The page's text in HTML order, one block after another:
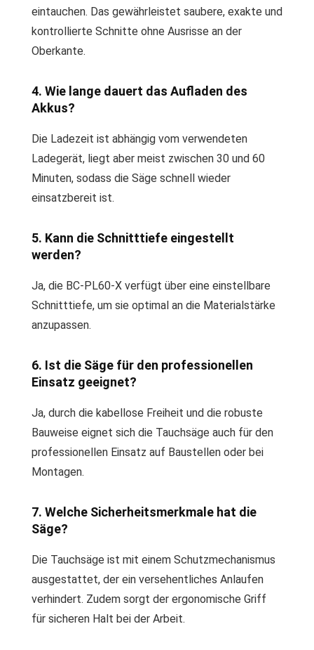
eintauchen. Das gewährleistet saubere, exakte und
kontrollierte Schnitte ohne Ausrisse an der
Oberkante.
4. Wie lange dauert das Aufladen des
Akkus?
Die Ladezeit ist abhängig vom verwendeten
Ladegerät, liegt aber meist zwischen 30 und 60
Minuten, sodass die Säge schnell wieder
einsatzbereit ist.
5. Kann die Schnitttiefe eingestellt
werden?
Ja, die BC-PL60-X verfügt über eine einstellbare
Schnitttiefe, um sie optimal an die Materialstärke
anzupassen.
6. Ist die Säge für den professionellen
Einsatz geeignet?
Ja, durch die kabellose Freiheit und die robuste
Bauweise eignet sich die Tauchsäge auch für den
professionellen Einsatz auf Baustellen oder bei
Montagen.
7. Welche Sicherheitsmerkmale hat die
Säge?
Die Tauchsäge ist mit einem Schutzmechanismus
ausgestattet, der ein versehentliches Anlaufen
verhindert. Zudem sorgt der ergonomische Griff
für sicheren Halt bei der Arbeit.